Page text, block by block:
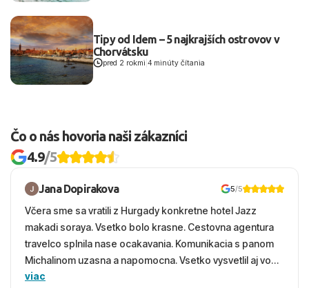
Tipy od Idem – 5 najkrajších ostrovov v
Chorvátsku
pred 2 rokmi 4 minúty čítania
Čo o nás hovoria naši zákazníci
4.9/5
Jana Dopirakova 5/5
Včera sme sa vratili z Hurgady konkretne hotel Jazz
makadi soraya. Vsetko bolo krasne. Cestovna agentura
travelco splnila nase ocakavania. Komunikacia s panom
Michalinom uzasna a napomocna. Vsetko vysvetlil aj vo
vecernych hodinach zaco sa ospravedlnujem. Hotel
viac